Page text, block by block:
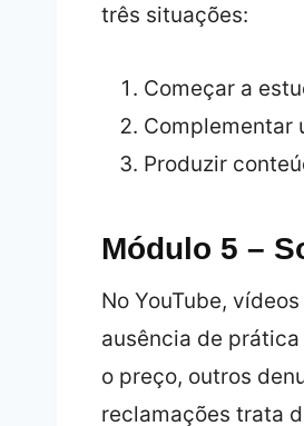
três situações:
Começar a
Complementar
Produzir
Módulo 5 –
No YouTube,
ausência de
o preço, outros
reclamações trata